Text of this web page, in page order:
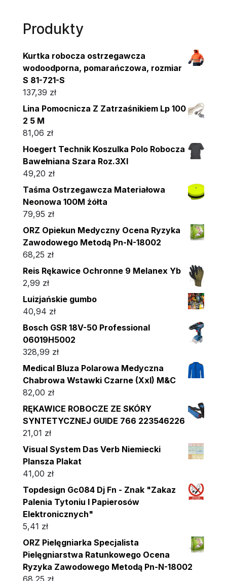
Produkty
Kurtka robocza ostrzegawcza
wodoodporna, pomarańczowa, rozmiar
S 81-721-S
137,39 zł
Lina Pomocnicza Z Zatrzaśnikiem Lp 100
2 5 M
81,06 zł
Hoegert Technik Koszulka Polo Robocza
Bawełniana Szara Roz.3Xl
49,20 zł
Taśma Ostrzegawcza Materiałowa
Neonowa 100M żółta
79,95 zł
ORZ Opiekun Medyczny Ocena Ryzyka
Zawodowego Metodą Pn-N-18002
68,25 zł
Reis Rękawice Ochronne 9 Melanex Yb
2,99 zł
Luizjańskie gumbo
40,94 zł
Bosch GSR 18V-50 Professional
06019H5002
328,99 zł
Medical Bluza Polarowa Medyczna
Chabrowa Wstawki Czarne (Xxl) M&C
82,00 zł
RĘKAWICE ROBOCZE ZE SKÓRY
SYNTETYCZNEJ GUIDE 766 223546226
21,01 zł
Visual System Das Verb Niemiecki
Plansza Plakat
41,00 zł
Topdesign Gc084 Dj Fn - Znak "Zakaz
Palenia Tytoniu I Papierosów
Elektronicznych"
5,41 zł
ORZ Pielęgniarka Specjalista
Pielęgniarstwa Ratunkowego Ocena
Ryzyka Zawodowego Metodą Pn-N-18002
68,25 zł